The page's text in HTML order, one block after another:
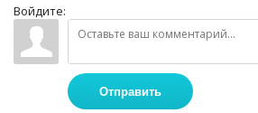
Войдите:
Отправить